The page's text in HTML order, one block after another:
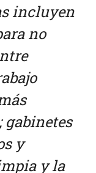
incluyen
no
y
y la